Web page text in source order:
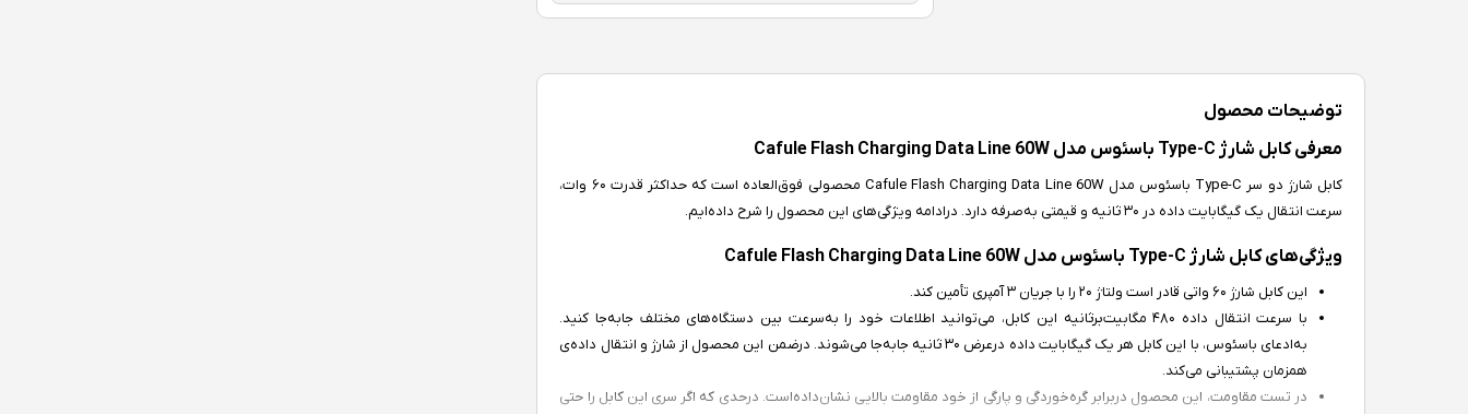
توضیحات محصول
معرفی کابل شارژ Type-C باسئوس مدل Cafule Flash Charging Data Line 60W
کابل شارژ دو سر Type-C باسئوس مدل Cafule Flash Charging Data Line 60W محصولی فوق‌العاده است که حداکثر قدرت ۶۰ وات،
سرعت انتقال یک گیگابایت داده در ۳۰ ثانیه و قیمتی به‌صرفه دارد. درادامه ویژگی‌های این محصول را شرح داده‌ایم.
ویژگی‌های کابل شارژ Type-C باسئوس مدل Cafule Flash Charging Data Line 60W
این کابل شارژ ۶۰ واتی قادر است ولتاژ ۲۰ را با جریان ۳ آمپری تأمین کند.
با سرعت انتقال داده ۴۸۰ مگابیت‌برثانیه این کابل، می‌توانید اطلاعات خود را به‌سرعت بین دستگاه‌های مختلف جابه‌‌جا کنید.
به‌ادعای باسئوس، با این کابل هر یک گیگابایت داده درعرض ۳۰ ثانیه جابه‌جا می‌شوند. درضمن این محصول از شارژ و انتقال داده‌ی
همزمان پشتیبانی می‌کند.
در تست مقاومت، این محصول دربرابر گره‌خوردگی و پارگی از خود مقاومت بالایی نشان‌داده‌است. درحدی که اگر سری این کابل را حتی